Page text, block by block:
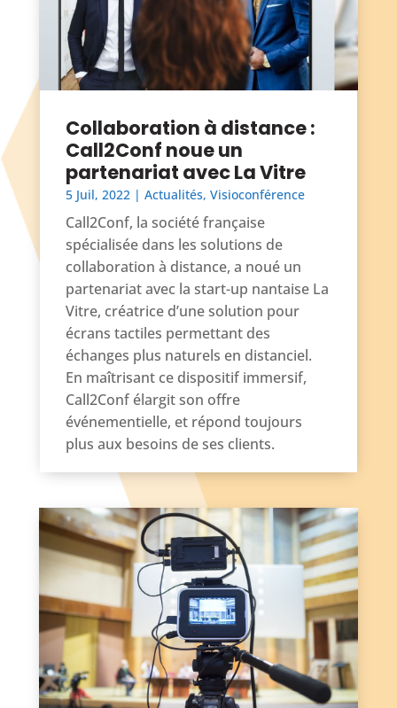
Collaboration à distance :
Call2Conf noue un
partenariat avec La Vitre
5 Juil, 2022| Actualités, Visioconférence
Call2Conf, la société française
spécialisée dans les solutions de
collaboration à distance, a noué un
partenariat avec la start-up nantaise La
Vitre, créatrice d’une solution pour
écrans tactiles permettant des
échanges plus naturels en distanciel.
En maîtrisant ce dispositif immersif,
Call2Conf élargit son offre
événementielle, et répond toujours
plus aux besoins de ses clients.